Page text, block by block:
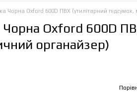
Чорна Oxford 600D ПВХ (утилітарний
Чорна Oxford 600D
органайзер)